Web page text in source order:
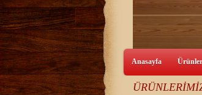
Anasayfa Ürünler